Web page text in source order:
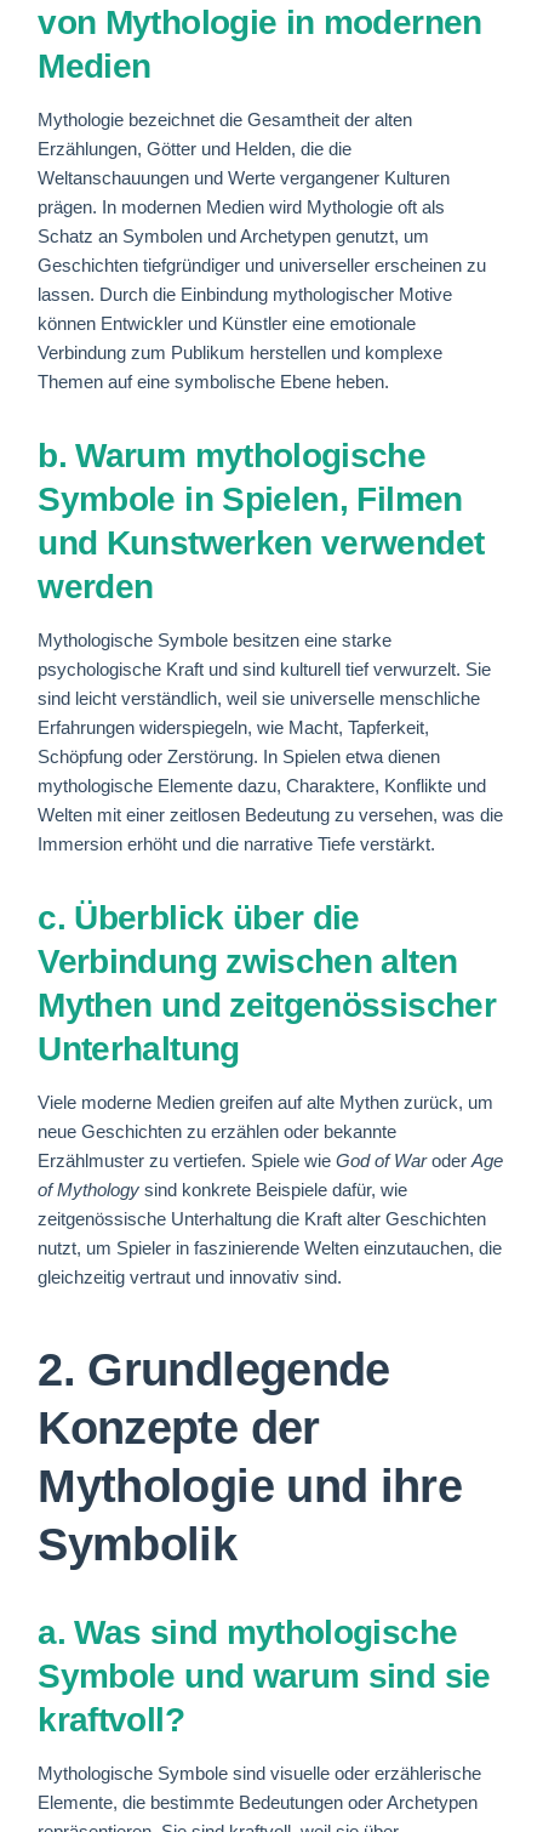
von Mythologie in modernen
Medien
Mythologie bezeichnet die Gesamtheit der alten
Erzählungen, Götter und Helden, die die
Weltanschauungen und Werte vergangener Kulturen
prägen. In modernen Medien wird Mythologie oft als
Schatz an Symbolen und Archetypen genutzt, um
Geschichten tiefgründiger und universeller erscheinen zu
lassen. Durch die Einbindung mythologischer Motive
können Entwickler und Künstler eine emotionale
Verbindung zum Publikum herstellen und komplexe
Themen auf eine symbolische Ebene heben.
b. Warum mythologische
Symbole in Spielen, Filmen
und Kunstwerken verwendet
werden
Mythologische Symbole besitzen eine starke
psychologische Kraft und sind kulturell tief verwurzelt. Sie
sind leicht verständlich, weil sie universelle menschliche
Erfahrungen widerspiegeln, wie Macht, Tapferkeit,
Schöpfung oder Zerstörung. In Spielen etwa dienen
mythologische Elemente dazu, Charaktere, Konflikte und
Welten mit einer zeitlosen Bedeutung zu versehen, was die
Immersion erhöht und die narrative Tiefe verstärkt.
c. Überblick über die
Verbindung zwischen alten
Mythen und zeitgenössischer
Unterhaltung
Viele moderne Medien greifen auf alte Mythen zurück, um
neue Geschichten zu erzählen oder bekannte
Erzählmuster zu vertiefen. Spiele wieGod of WaroderAge
of Mythology sind konkrete Beispiele dafür, wie
zeitgenössische Unterhaltung die Kraft alter Geschichten
nutzt, um Spieler in faszinierende Welten einzutauchen, die
gleichzeitig vertraut und innovativ sind.
2. Grundlegende
Konzepte der
Mythologie und ihre
Symbolik
a. Was sind mythologische
Symbole und warum sind sie
kraftvoll?
Mythologische Symbole sind visuelle oder erzählerische
Elemente, die bestimmte Bedeutungen oder Archetypen